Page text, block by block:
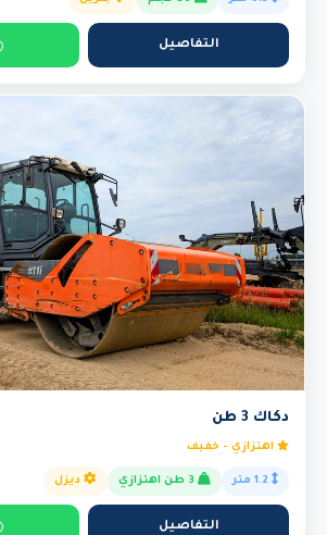
التفاصيل
دكاك 3 طن
اهتزازي - خفيف
ديزل
التفاصيل